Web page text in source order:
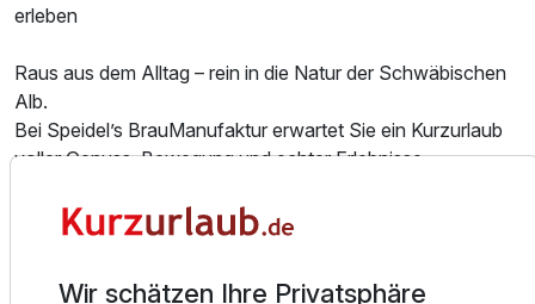
erleben
Raus aus dem Alltag – rein in die Natur der Schwäbischen
Alb.
Bei Speidel’s BrauManufaktur erwartet Sie ein Kurzurlaub
voller Genuss, Bewegung und echter Erlebnisse.
🌿 Wandern im Lautertal, Radfahren durch das
Biosphärengebiet oder einfach die Ruhe genießen
Wir schätzen Ihre Privatsphäre